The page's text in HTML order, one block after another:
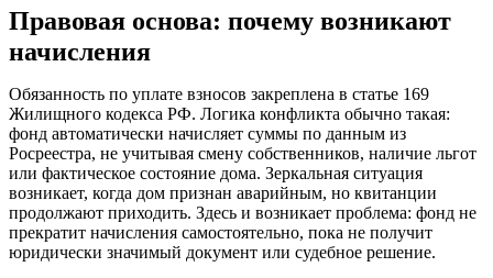
Правовая основа: почему возникают
начисления
Обязанность по уплате взносов закреплена в статье 169
Жилищного кодекса РФ. Логика конфликта обычно такая:
фонд автоматически начисляет суммы по данным из
Росреестра, не учитывая смену собственников, наличие льгот
или фактическое состояние дома. Зеркальная ситуация
возникает, когда дом признан аварийным, но квитанции
продолжают приходить. Здесь и возникает проблема: фонд не
прекратит начисления самостоятельно, пока не получит
юридически значимый документ или судебное решение.